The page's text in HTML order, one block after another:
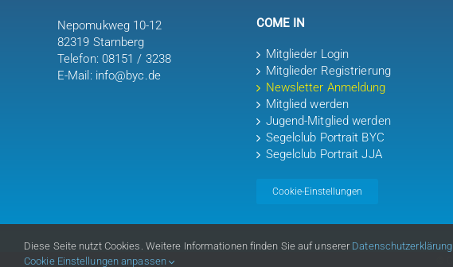
Nepomukweg 10-12
82319 Starnberg
Telefon: 08151 / 3238
E-Mail: info@byc.de
COME IN
Mitglieder Login
Mitglieder Registrierung
Newsletter Anmeldung
Mitglied werden
Jugend-Mitglied werden
Segelclub Portrait BYC
Segelclub Portrait JJA
Cookie-Einstellungen
Diese Seite nutzt Cookies. Weitere Informationen finden Sie auf unserer Datenschutzerklärung
Cookie Einstellungen anpassen